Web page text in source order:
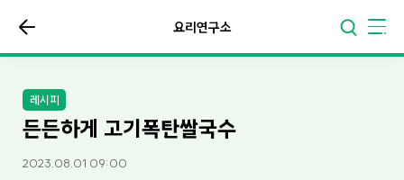
요리연구소
레시피
든든하게 고기폭탄쌀국수
2023.08.01 09:00